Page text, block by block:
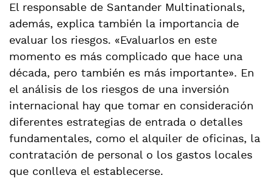
El responsable de Santander Multinationals,
además, explica también la importancia de
evaluar los riesgos. «Evaluarlos en este
momento es más complicado que hace una
década, pero también es más importante». En
el análisis de los riesgos de una inversión
internacional hay que tomar en consideración
diferentes estrategias de entrada o detalles
fundamentales, como el alquiler de oficinas, la
contratación de personal o los gastos locales
que conlleva el establecerse.